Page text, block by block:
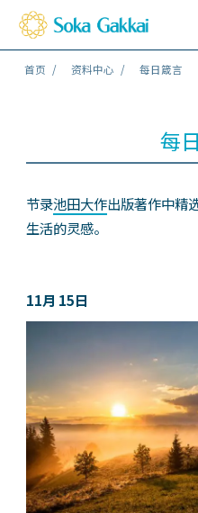
首页 资料中心 每日箴言
每
节录池田大作出版著作中精
生活的灵感。
11月 15日